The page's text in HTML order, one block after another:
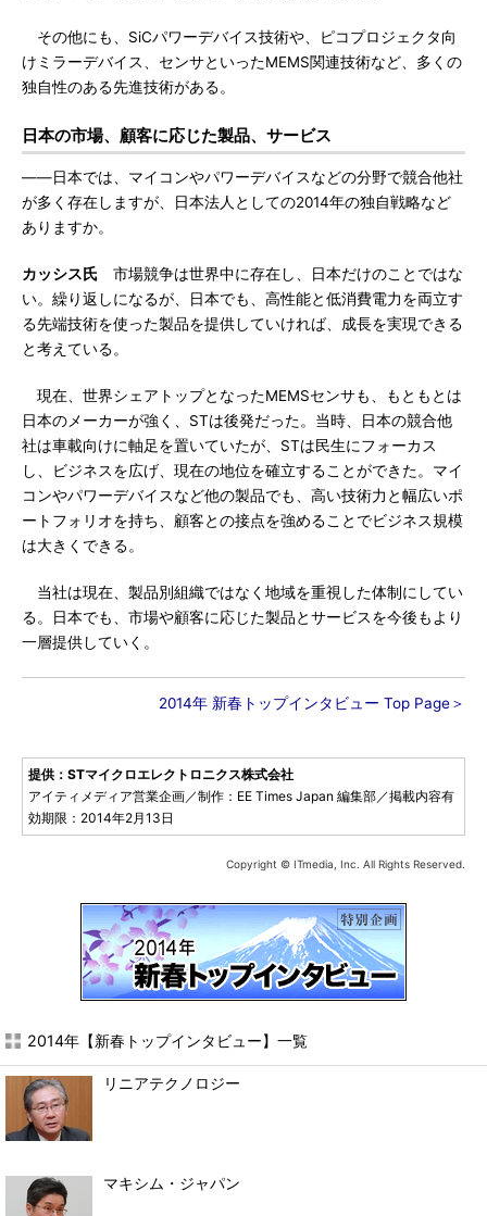
その他にも、SiCパワーデバイス技術や、ピコプロジェクタ向
けミラーデバイス、センサといったMEMS関連技術など、多くの
独自性のある先進技術がある。
日本の市場、顧客に応じた製品、サービス
――日本では、マイコンやパワーデバイスなどの分野で競合他社
が多く存在しますが、日本法人としての2014年の独自戦略など
ありますか。
カッシス氏 市場競争は世界中に存在し、日本だけのことではな
い。繰り返しになるが、日本でも、高性能と低消費電力を両立す
る先端技術を使った製品を提供していければ、成長を実現できる
と考えている。
現在、世界シェアトップとなったMEMSセンサも、もともとは
日本のメーカーが強く、STは後発だった。当時、日本の競合他
社は車載向けに軸足を置いていたが、STは民生にフォーカス
し、ビジネスを広げ、現在の地位を確立することができた。マイ
コンやパワーデバイスなど他の製品でも、高い技術力と幅広いポ
ートフォリオを持ち、顧客との接点を強めることでビジネス規模
は大きくできる。
当社は現在、製品別組織ではなく地域を重視した体制にしてい
る。日本でも、市場や顧客に応じた製品とサービスを今後もより
一層提供していく。
2014年 新春トップインタビュー Top Page＞
提供：STマイクロエレクトロニクス株式会社
アイティメディア営業企画／制作：EE Times Japan 編集部／掲載内容有
効期限：2014年2月13日
Copyright © ITmedia, Inc. All Rights Reserved.
2014年【新春トップインタビュー】一覧
リニアテクノロジー
マキシム・ジャパン